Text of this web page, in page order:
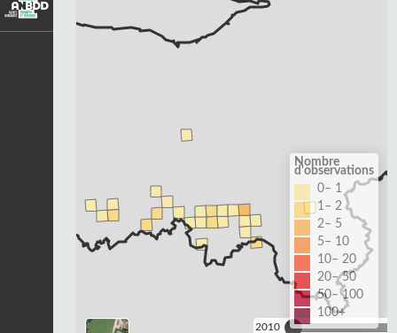
2010
Nombre
d'observations
0– 1
1– 2
2– 5
5– 10
10– 20
20– 50
50– 100
100+